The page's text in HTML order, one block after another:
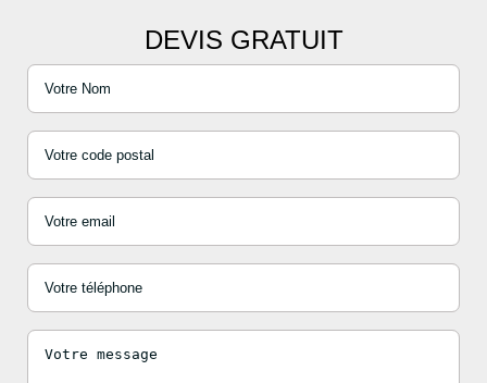
DEVIS GRATUIT